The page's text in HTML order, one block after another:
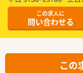
この求人に
問い合わせる
この